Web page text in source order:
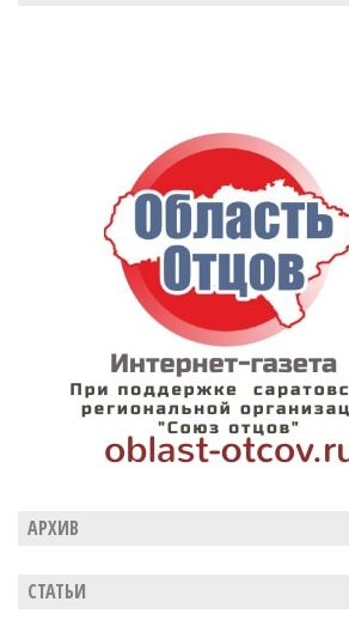
АРХИВ
СТАТЬИ